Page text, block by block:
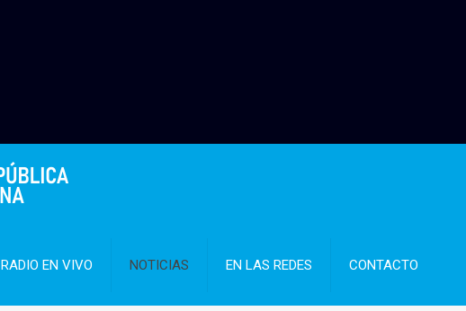
RADIO EN VIVO NOTICIAS EN LAS REDES CONTACTO